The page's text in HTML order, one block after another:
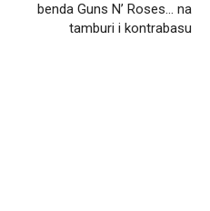
benda Guns N’ Roses… na
tamburi i kontrabasu